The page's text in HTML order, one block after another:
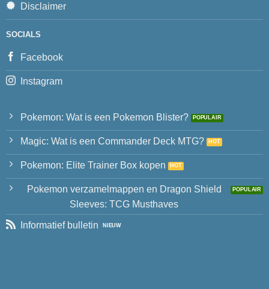
Disclaimer
SOCIALS
Facebook
Instagram
Pokemon: Wat is een Pokemon Blister?
Magic: Wat is een Commander Deck MTG?
Pokemon: Elite Trainer Box kopen
Pokemon verzamelmappen en Dragon Shield
Sleeves: TCG Musthaves
Informatief bulletin